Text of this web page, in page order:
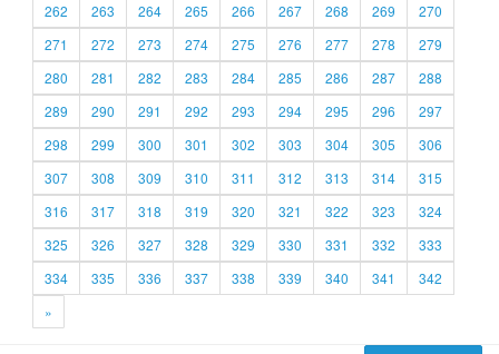
262
263 264 265 266 267 268 269
270
271
272 273 274 275 276 277 278
279
280
281 282 283 284 285 286 287
288
289
290 291 292 293 294 295 296
297
298
299 300 301 302 303 304 305
306
307
308 309 310 311 312 313 314
315
316
317 318 319 320 321 322 323
324
325
326 327 328 329 330 331 332
333
334
335 336 337 338 339 340 341
342
»